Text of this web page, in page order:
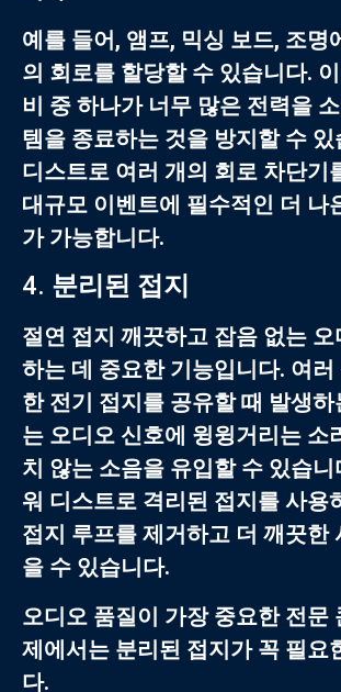
예를 들어, 앰프, 믹싱 보드, 조명
의 회로를 할당할 수 있습니다.
비 중 하나가 너무 많은 전력을
템을 종료하는 것을 방지할 수 있
디스트로 여러 개의 회로 차단기
대규모 이벤트에 필수적인 더 나
가 가능합니다.
4. 분리된 접지
절연 접지 깨끗하고 잡음 없는
하는 데 중요한 기능입니다. 여러
한 전기 접지를 공유할 때 발생
는 오디오 신호에 윙윙거리는 소
치 않는 소음을 유입할 수 있습니
워 디스트로 격리된 접지를 사용
접지 루프를 제거하고 더 깨끗한
을 수 있습니다.
오디오 품질이 가장 중요한 전문
제에서는 분리된 접지가 꼭 필요
다.